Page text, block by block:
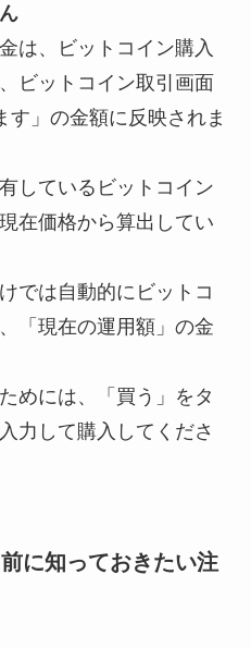
は、ビットコイン購入
ビットコイン取引画面
す」の金額に反映されま
しているビットコイン
在価格から算出してい
では自動的にビットコ
「現在の運用額」の金
めには、「買う」をタ
力して購入してくださ
に知っておきたい注